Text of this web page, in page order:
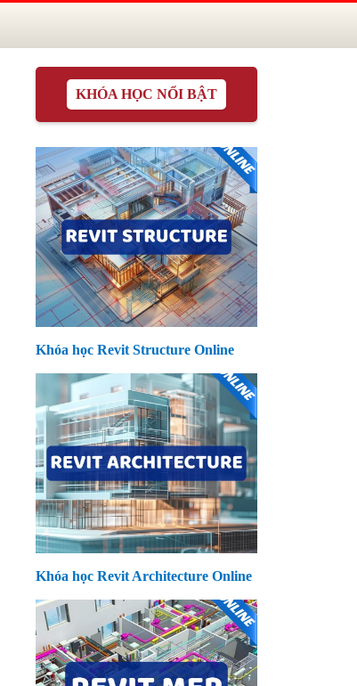
KHÓA HỌC NỔI BẬT
Khóa học Revit Structure Online
Khóa học Revit Architecture Online